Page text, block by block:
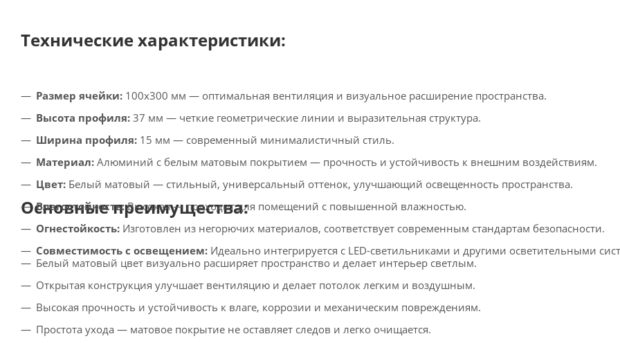
Технические характеристики:
Размер ячейки: 100x300 мм — оптимальная вентиляция и визуальное расширение пространства.
Высота профиля: 37 мм — четкие геометрические линии и выразительная структура.
Ширина профиля: 15 мм — современный минималистичный стиль.
Материал: Алюминий с белым матовым покрытием — прочность и устойчивость к внешним воздействиям.
Цвет: Белый матовый — стильный, универсальный оттенок, улучшающий освещенность пространства.
Влагостойкость:Высокая — подходит для помещений с повышенной влажностью.
Огнестойкость: Изготовлен из негорючих материалов, соответствует современным стандартам безопасности.
Совместимость с освещением: Идеально интегрируется с LED-светильниками и другими осветительными
Основные преимущества:
Белый матовый цвет визуально расширяет пространство и делает интерьер светлым.
Открытая конструкция улучшает вентиляцию и делает потолок легким и воздушным.
Высокая прочность и устойчивость к влаге, коррозии и механическим повреждениям.
Простота ухода — матовое покрытие не оставляет следов и легко очищается.